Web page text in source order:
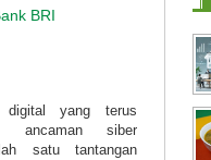
BRI
digital yang terus
ancaman siber
satu tantangan